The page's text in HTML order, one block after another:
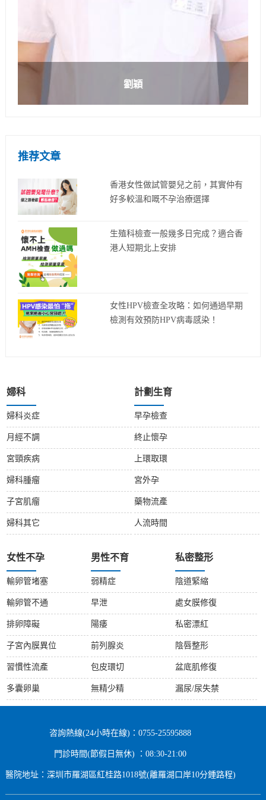
劉穎
推荐文章
香港女性做試管嬰兒之前，其實仲有
好多較溫和嘅不孕治療選擇
生殖科檢查一般幾多日完成？適合香
港人短期北上安排
女性HPV檢查全攻略：如何通過早期
檢測有效預防HPV病毒感染！
婦科
婦科炎症
月經不調
宮頸疾病
婦科腫瘤
子宮肌瘤
婦科其它
計劃生育
早孕檢查
終止懷孕
上環取環
宮外孕
藥物流產
人流時間
女性不孕
輸卵管堵塞
輸卵管不通
排卵障礙
子宮內膜異位
習慣性流產
多囊卵巢
男性不育
弱精症
早泄
陽痿
前列腺炎
包皮環切
無精少精
私密整形
陰道緊縮
處女膜修復
私密漂紅
陰唇整形
盆底肌修復
漏尿/尿失禁
咨詢熱線(24小時在線)：0755-25595888
門診時間(節假日無休) ：08:30-21:00
醫院地址：深圳市羅湖區紅桂路1018號(離羅湖口岸10分鍾路程)